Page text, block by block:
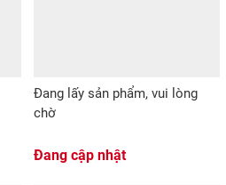
Đang lấy sản phẩm, vui lòng
chờ
Đang cập nhật